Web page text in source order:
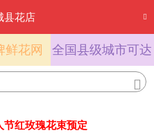
县花店
鲜花网 全国县级城市可达
节红玫瑰花束预定